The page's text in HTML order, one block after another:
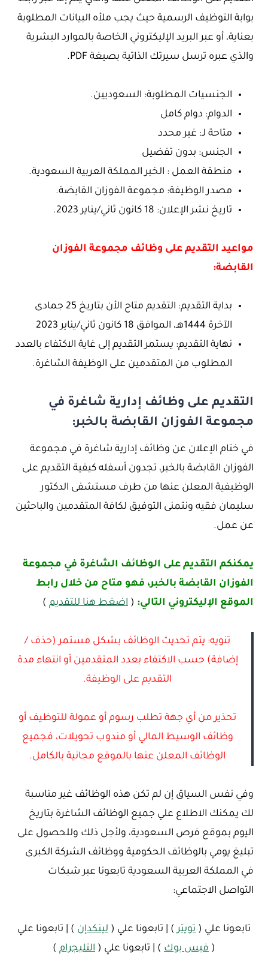
بوابة التوظيف الرسمية حيث يجب ملأه البيانات المطلوبة
بعناية، أو عبر البريد الإليكتروني الخاصة بالموارد البشرية
والذي عبره ترسل سيرتك الذاتية بصيغة PDF.
الجنسيات المطلوبة: السعوديين.
الدوام: دوام كامل
متاحة لـ: غير محدد
الجنس: بدون تفضيل
منطقة العمل : الخبر المملكة العربية السعودية.
مصدر الوظيفة: مجموعة الفوزان القابضة.
تاريخ نشر الإعلان: 18 كانون ثاني/يناير 2023.
مواعيد التقديم على وظائف مجموعة الفوزان
القابضة:
بداية التقديم: التقديم متاح الأن بتاريخ 25 جمادى
الآخرة 1444هـ، الموافق 18 كانون ثاني/يناير 2023
نهاية التقديم: يستمر التقديم إلى غاية الاكتفاء بالعدد
المطلوب من المتقدمين على الوظيفة الشاغرة.
التقديم على وظائف إدارية شاغرة في
مجموعة الفوزان القابضة بالخبر:
في ختام الإعلان عن وظائف إدارية شاغرة في مجموعة
الفوزان القابضة بالخبر، تجدون أسفله كيفية التقديم على
الوظيفية المعلن عنها من طرف مستشفى الدكتور
سليمان فقيه ونتمنى التوفيق لكافة المتقدمين والباحثين
عن عمل.
يمكنكم التقديم على الوظائف الشاغرة في مجموعة
الفوزان القابضة بالخبر، فهو متاح من خلال رابط
الموقع الإليكتروني التالي: ( اضغط هنا للتقديم )
تنويه: يتم تحديث الوظائف بشكل مستمر (حذف /
إضافة) حسب الاكتفاء بعدد المتقدمين أو انتهاء مدة
التقديم على الوظيفة.
تحذير من أي جهة تطلب رسوم أو عمولة للتوظيف أو
وظائف الوسيط المالي أو مندوب تحويلات، فجميع
الوظائف المعلن عنها بالموقع مجانية بالكامل.
وفي نفس السياق إن لم تكن هذه الوظائف غير مناسبة
لك يمكنك الاطلاع علي جميع الوظائف الشاغرة بتاريخ
اليوم بموقع فرص السعودية، ولأجل ذلك وللحصول على
تبليغ يومي بالوظائف الحكومية ووظائف الشركة الكبرى
في المملكة العربية السعودية تابعونا عبر شبكات
التواصل الاجتماعي:
تابعونا علي ( تويتر ) | تابعونا علي ( لينكدإن ) | تابعونا علي
( فيس بوك ) | تابعونا علي ( التليجرام )